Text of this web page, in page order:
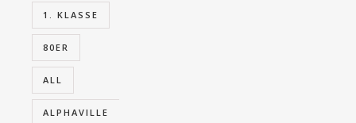
1. KLASSE
80ER
ALL
ALPHAVILLE